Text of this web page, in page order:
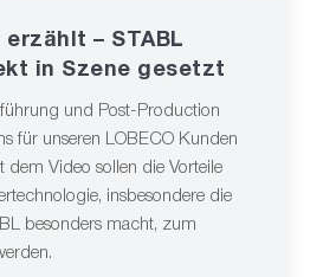
erzählt – STABL
in Szene gesetzt
und Post-Production
für unseren LOBECO Kunden
dem Video sollen die Vorteile
insbesondere die
besonders macht, zum